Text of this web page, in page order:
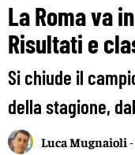
La Roma va
Risultati e
Si chiude il
della stagione,
Luca Mugnaioli -